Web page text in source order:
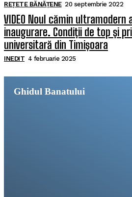
REȚETE BĂNĂȚENE 20 septembrie 2022
VIDEO Noul cămin ultramodern
inaugurare. Condiții de top și
universitară din Timișoara
INEDIT 4 februarie 2025
Ghidul Banatului